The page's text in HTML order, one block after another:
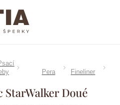
Pera Fineliner
Doué